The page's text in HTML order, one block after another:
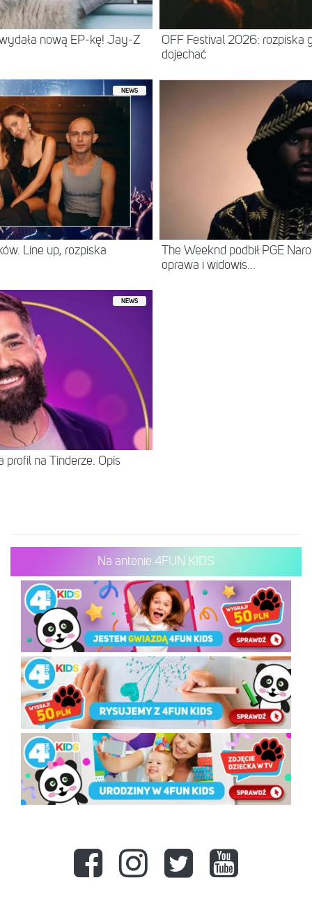
nową EP-kę! Jay-Z
OFF Festival 2026: rozpiska
dojechać
NEWS
Line up, rozpiska
The Weeknd podbił PGE
oprawa i widowis...
NEWS
profil na Tinderze. Opis
Na antenie 4FUN KIDS